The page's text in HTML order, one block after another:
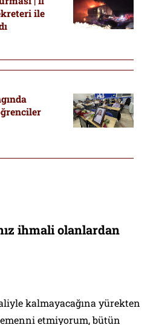
ile
ihmali olanlardan
kalmayacağına yürekten
etmiyorum, bütün